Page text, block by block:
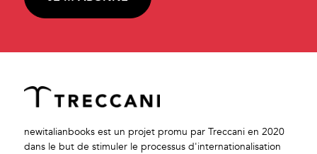
newitalianbooks est un projet promu par Treccani en 2020
dans le but de stimuler le processus d'internationalisation